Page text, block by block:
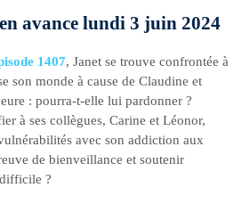
avance lundi 3 juin 2024
1407, Janet se trouve confrontée à
son monde à cause de Claudine et
: pourra-t-elle lui pardonner ?
à ses collègues, Carine et Léonor,
avec son addiction aux
de bienveillance et soutenir
?